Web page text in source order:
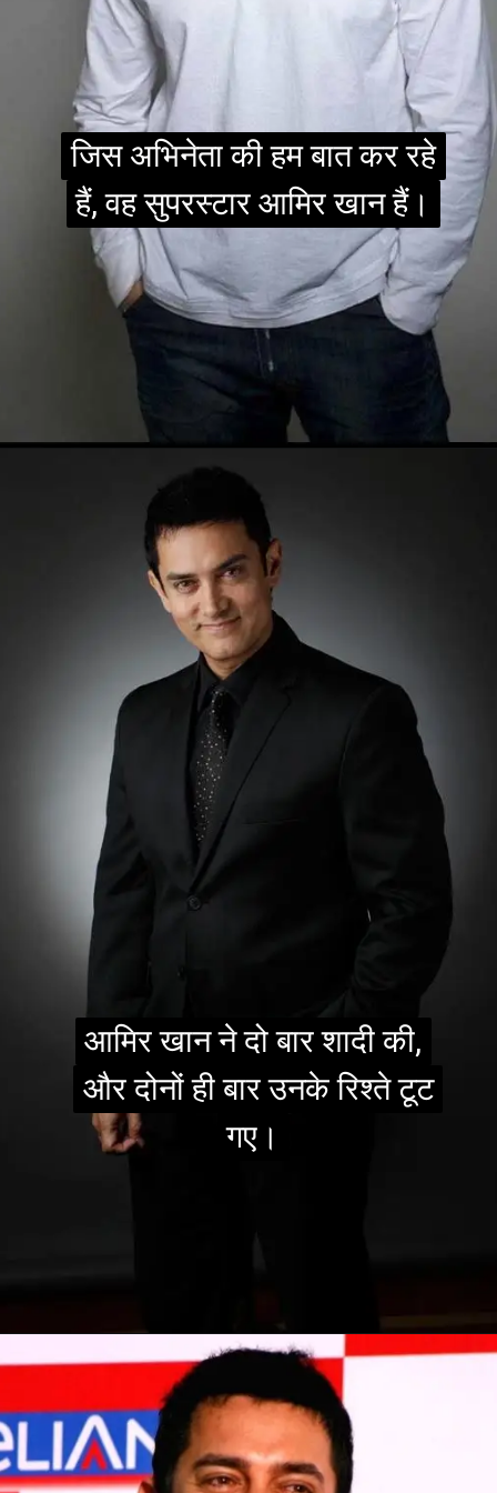
जिस अभिनेता की हम बात कर रहे
हैं, वह सुपरस्टार आमिर खान हैं।
जिस अभिनेता की हम बात कर रहे
हैं, वह सुपरस्टार आमिर खान हैं।
आमिर खान ने दो बार शादी की,
और दोनों ही बार उनके रिश्ते टूट
गए।
आमिर खान ने दो बार शादी की,
और दोनों ही बार उनके रिश्ते टूट
गए।